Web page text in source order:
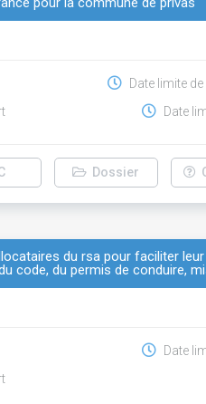
Date limite
Date
Dossier
du rsa pour faciliter
code, du permis de conduire,
Date